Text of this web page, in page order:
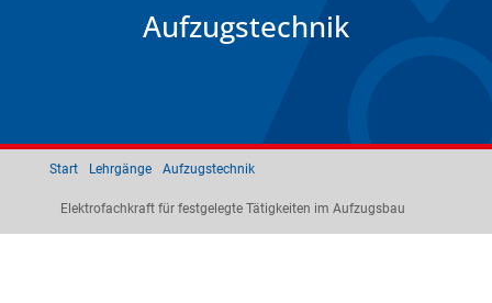
Aufzugstechnik
Start Lehrgänge Aufzugstechnik
Elektrofachkraft für festgelegte Tätigkeiten im Aufzugsbau